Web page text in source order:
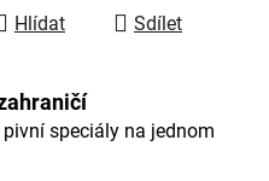
Hlídat Sdílet
speciály na jednom